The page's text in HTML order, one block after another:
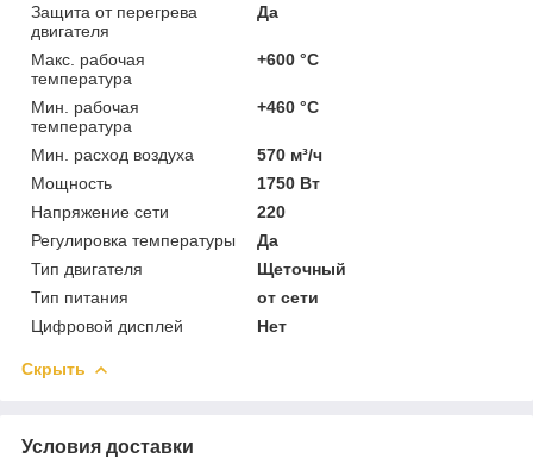
Защита от перегрева
двигателя
Да
Макс. рабочая
температура
+600 °C
Мин. рабочая
температура
+460 °C
Мин. расход воздуха
570 м³/ч
Мощность
1750 Вт
Напряжение сети
220
Регулировка температуры
Да
Тип двигателя
Щеточный
Тип питания
от сети
Цифровой дисплей
Нет
Скрыть
Условия доставки